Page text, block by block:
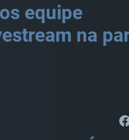
equipe
na